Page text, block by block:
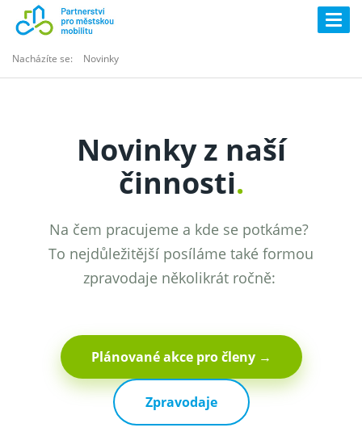
Nacházíte se: Novinky
Novinky z naší
činnosti.
Na čem pracujeme a kde se potkáme?
To nejdůležitější posíláme také formou
zpravodaje několikrát ročně:
Plánované akce pro členy →
Zpravodaje